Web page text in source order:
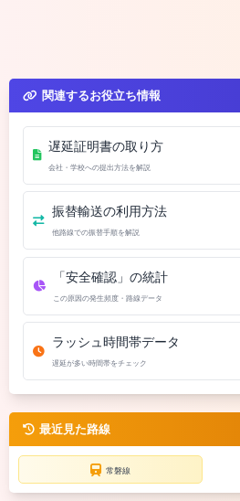
関連するお役立ち情報
遅延証明書の取り方
会社・学校への提出方法を解説
振替輸送の利用方法
他路線での振替手順を解説
「安全確認」の統計
この原因の発生頻度・路線データ
ラッシュ時間帯データ
遅延が多い時間帯をチェック
最近見た路線
常磐線